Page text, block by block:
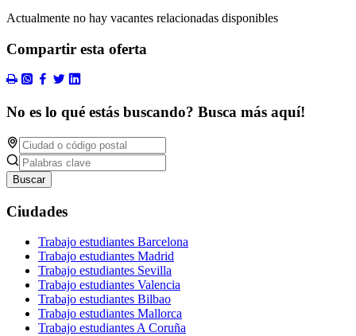
Actualmente no hay vacantes relacionadas disponibles
Compartir esta oferta
No es lo qué estás buscando? Busca más aquí!
Buscar
Ciudades
Trabajo estudiantes Barcelona
Trabajo estudiantes Madrid
Trabajo estudiantes Sevilla
Trabajo estudiantes Valencia
Trabajo estudiantes Bilbao
Trabajo estudiantes Mallorca
Trabajo estudiantes A Coruña